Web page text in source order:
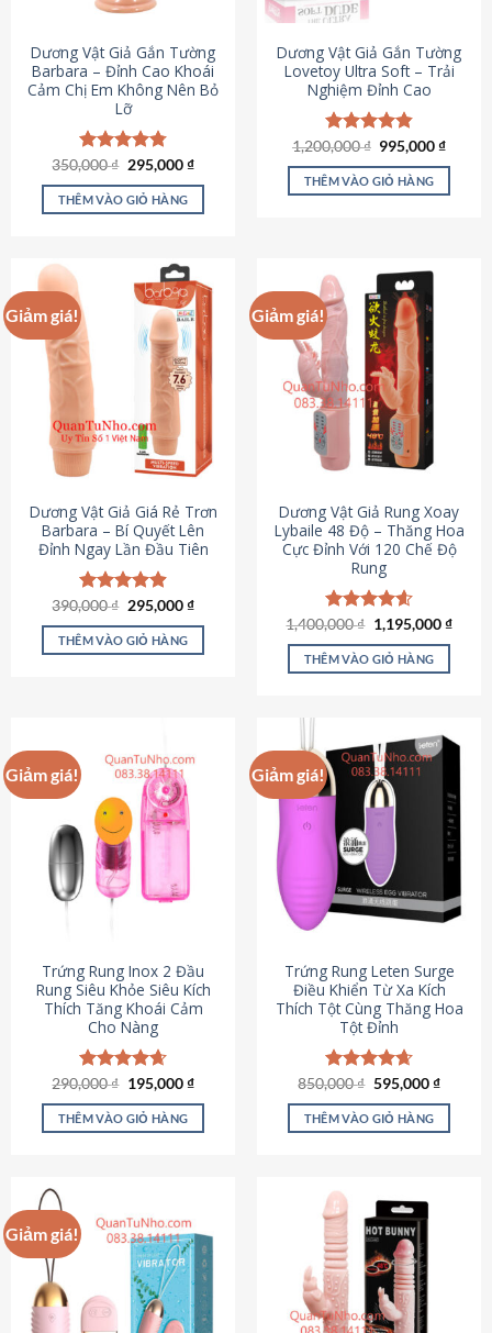
Dương Vật Giả Gắn Tường
Barbara – Đỉnh Cao Khoái
Cảm Chị Em Không Nên Bỏ
Lỡ
Được xếp
hạng4.79
5 sao
350,000₫ Giá
là:
350,000 ₫.
295,000₫Giá
tại
THÊM VÀO GIỎ HÀNG
Dương Vật Giả Gắn Tường
Lovetoy Ultra Soft – Trải
Nghiệm Đỉnh Cao
Được xếp
hạng4.82
5 sao
1,200,000₫ Giá
là:
1,200,000 ₫.
995,000₫Giá
tại
THÊM VÀO GIỎ HÀNG
Giảm giá!
Dương Vật Giả Giá Rẻ Trơn
Barbara – Bí Quyết Lên
Đỉnh Ngay Lần Đầu Tiên
Được xếp
hạng4.90
5 sao
390,000₫ Giá
là:
390,000 ₫.
295,000₫Giá
tại
THÊM VÀO GIỎ HÀNG
Giảm giá!
Dương Vật Giả Rung Xoay
Lybaile 48 Độ – Thăng Hoa
Cực Đỉnh Với 120 Chế Độ
Rung
Được xếp
hạng4.62
5 sao
1,400,000₫ Giá
gốc
là:
1,400,000 ₫.
1,195,000₫Giá
THÊM VÀO GIỎ HÀNG
Giảm giá!
Trứng Rung Inox 2 Đầu
Rung Siêu Khỏe Siêu Kích
Thích Tăng Khoái Cảm
Cho Nàng
Được xếp
hạng4.64
5 sao
290,000₫ Giá
là:
290,000 ₫.
195,000₫Giá
tại
THÊM VÀO GIỎ HÀNG
Giảm giá!
Trứng Rung Leten Surge
Điều Khiển Từ Xa Kích
Thích Tột Cùng Thăng Hoa
Tột Đỉnh
Được xếp
hạng4.69
5 sao
850,000₫ Giá
là:
850,000 ₫.
595,000₫Giá
tại
THÊM VÀO GIỎ HÀNG
Giảm giá!